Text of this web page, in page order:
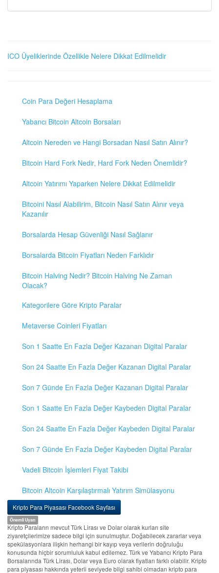
ICO Üyeliklerinde Özellikle Nelere Dikkat Edilmelidir
Coin Para Değeri Hesaplama
Yabancı Bitcoin Altcoin Borsaları
Altcoin Nereden ve Hangi Borsadan Nasıl Satın Alınır?
Bitcoin Hard Fork Nedir, Hard Fork Neden Önemlidir?
Altcoin Yatırımı Yaparken Nelere Dikkat Edilmelidir
Bitcoini Nasıl Alabilirim, Bitcoin Nasıl Satın Alınır veya
Kazanılır
Borsalarda Hesap Güvenliği Nasıl Sağlanır
Borsalarda Bitcoin Fiyatları Neden Farklıdır
Bitcoin Halving Nedir? Bitcoin Halving Ne Zaman
Olacak?
Kategorilere Göre Kripto Paralar
Metaverse Coinleri Fiyatları
Son 1 Saatte En Fazla Değer Kazanan Digital Paralar
Son 24 Saatte En Fazla Değer Kazanan Digital Paralar
Son 7 Günde En Fazla Değer Kazanan Digital Paralar
Son 1 Saatte En Fazla Değer Kaybeden Digital Paralar
Son 24 Saatte En Fazla Değer Kaybeden Digital Paralar
Son 7 Günde En Fazla Değer Kaybeden Digital Paralar
Vadeli Bitcoin İşlemleri Fiyat Takibi
Bitcoin Altcoin Karşılaştırmalı Yatırım Simülasyonu
Kripto Para Piyasası Facebook Sayfası
Önemli Uyarı
Kripto Paraların mevcut Türk Lirası ve Dolar olarak kurları site
ziyaretçilerimize sadece bilgi için sunulmuştur. Doğabilecek zararlar veya
spekülasyonlara ilişkin herhangi bir kayıp veya verilerin doğruluğu
konusunda hiçbir sorumluluk kabul edilemez. Türk ve Yabancı Kripto Para
Borsalarında Türk Lirası, Dolar veya Euro olarak fiyatları farklı olabilir. Kripto
para piyasası hakkında yeterli seviyede bilgi sahibi olmadan kripto para